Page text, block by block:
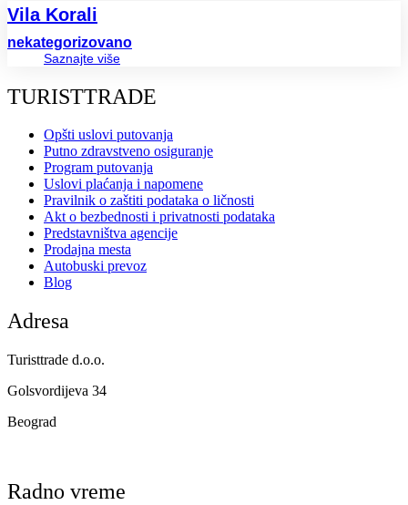
Vila Korali
nekategorizovano
Saznajte više
TURISTTRADE
Opšti uslovi putovanja
Putno zdravstveno osiguranje
Program putovanja
Uslovi plaćanja i napomene
Pravilnik o zaštiti podataka o ličnosti
Akt o bezbednosti i privatnosti podataka
Predstavništva agencije
Prodajna mesta
Autobuski prevoz
Blog
Adresa
Turisttrade d.o.o.
Golsvordijeva 34
Beograd
Radno vreme